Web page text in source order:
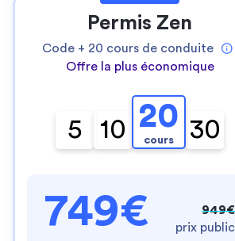
Permis Zen
Code + 20 cours de conduite
Offre la plus économique
5 10 20
cours 30
749€
949€
prix public